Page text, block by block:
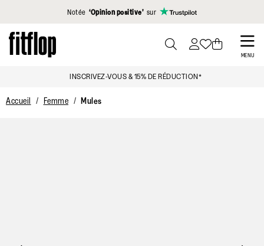
Cliquez pour consulter notre déclaration d'accessibilité
Notée ‘Opinion positive’ sur
Skip
to
MENU
TO
INSCRIVEZ-VOUS & 15% DE RÉDUCTION*
Accueil Femme Mules